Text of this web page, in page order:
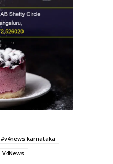
#v4news karnataka
V4News